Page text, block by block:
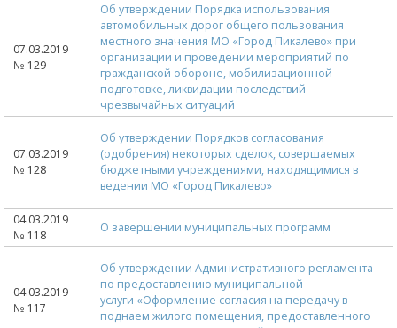
07.03.2019
№ 129
Об утверждении Порядка использования
автомобильных дорог общего пользования
местного значения МО «Город Пикалево» при
организации и проведении мероприятий по
гражданской обороне, мобилизационной
подготовке, ликвидации последствий
чрезвычайных ситуаций
07.03.2019
№ 128
Об утверждении Порядков согласования
(одобрения) некоторых сделок, совершаемых
бюджетными учреждениями, находящимися в
ведении МО «Город Пикалево»
04.03.2019
№ 118
О завершении муниципальных программ
04.03.2019
№ 117
Об утверждении Административного регламента
по предоставлению муниципальной
услуги «Оформление согласия на передачу в
поднаем жилого помещения, предоставленного